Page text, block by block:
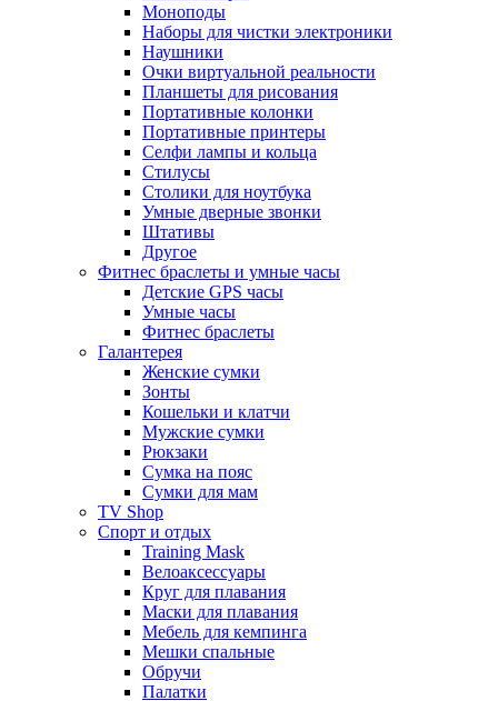
Моноподы
Наборы для чистки электроники
Наушники
Очки виртуальной реальности
Планшеты для рисования
Портативные колонки
Портативные принтеры
Селфи лампы и кольца
Стилусы
Столики для ноутбука
Умные дверные звонки
Штативы
Другое
Фитнес браслеты и умные часы
Детские GPS часы
Умные часы
Фитнес браслеты
Галантерея
Женские сумки
Зонты
Кошельки и клатчи
Мужские сумки
Рюкзаки
Сумка на пояс
Сумки для мам
TV Shop
Спорт и отдых
Training Mask
Велоаксессуары
Круг для плавания
Маски для плавания
Мебель для кемпинга
Мешки спальные
Обручи
Палатки